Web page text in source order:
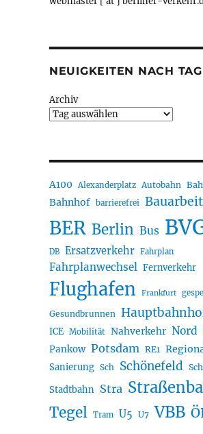
NEUIGKEITEN NACH TAG
Archiv
A100 Alexanderplatz Autobahn
Bahnhof barrierefrei
BER Berlin Bus
DB Ersatzverkehr Fahrplan
Fahrplanwechsel Fernverkehr
Flughafen Frankfurt
Gesundbrunnen
ICE Mobilität Nahverkehr Nord
Pankow Potsdam RE1
Sanierung Sch Schönefeld
Stadtbahn Stra
Tegel Tram U5 U7 VBB